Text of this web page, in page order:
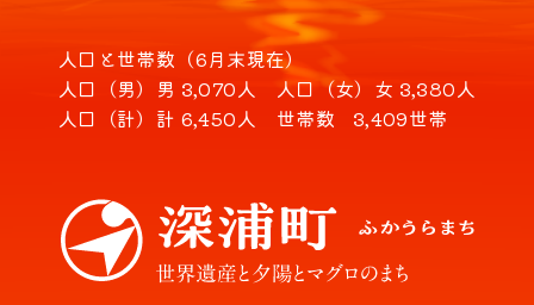
人口と世帯数（6月末現在）
人口（男） 男 3,070人 人口（女） 女 3,380人
人口（計） 計 6,450人 世帯数 3,409世帯